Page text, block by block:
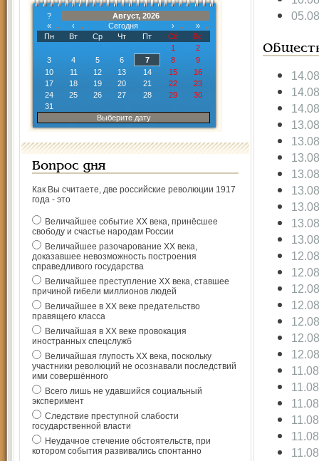
?
Август, 2026
«
‹ Сегодня ›
»
Пн
Вт Ср Чт Пт Сб
Вс
1
2
3
4 5 6 7 8
9
10
11 12 13 14 15
16
17
18 19 20 21 22
23
24
25 26 27 28 29
30
31
Выберите дату
Вопрос дня
Как Вы считаете, две российские революции 1917
года - это
Величайшее событие ХХ века, принёсшее
свободу и счастье народам России
Величайшее разочарование ХХ века,
доказавшее невозможность построения
справедливого государства
Величайшее преступление ХХ века, ставшее
причиной гибели миллионов людей
Величайшее в ХХ веке предательство
правящего класса
Величайшая в ХХ веке провокация
иностранных спецслужб
Величайшая глупость ХХ века, поскольку
участники революций не осознавали последствий
ими совершённого
Всего лишь не удавшийся социальный
эксперимент
Следствие преступной слабости
государственной власти
Неудачное стечение обстоятельств, при
котором события развивались спонтанно